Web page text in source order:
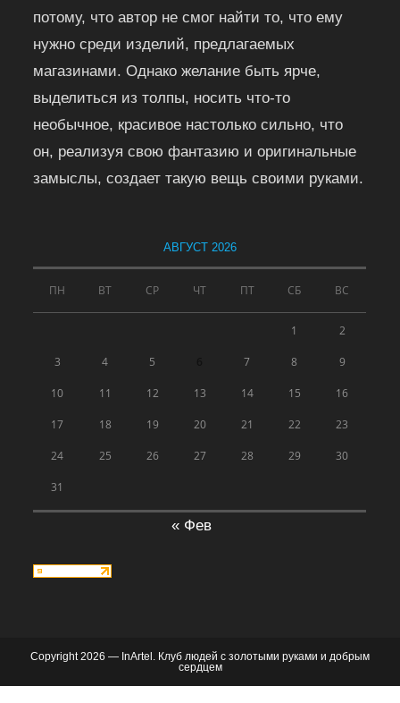
потому, что автор не смог найти то, что ему
нужно среди изделий, предлагаемых
магазинами. Однако желание быть ярче,
выделиться из толпы, носить что-то
необычное, красивое настолько сильно, что
он, реализуя свою фантазию и оригинальные
замыслы, создает такую вещь своими руками.
АВГУСТ 2026
ПН ВТ СР ЧТ ПТ СБ ВС
1 2
3 4 5 7 8 9
10 11 12 13 14 15 16
17 18 19 20 21 22 23
24 25 26 27 28 29 30
31
« Фев
Copyright 2026 — InArtel. Клуб людей с золотыми руками и добрым
сердцем